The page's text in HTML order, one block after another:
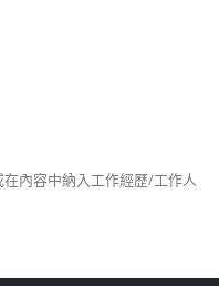
內容中納入工作經歷/工作人